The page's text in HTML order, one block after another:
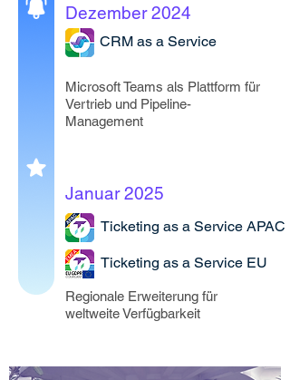
Dezember 2024
CRM as a Service
Microsoft Teams als Plattform für
Vertrieb und Pipeline-
Management
Januar 2025
Ticketing as a Service APAC
Ticketing as a Service EU
Regionale Erweiterung für
weltweite Verfügbarkeit